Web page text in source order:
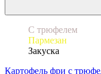
С трюфелем
Пармезан
Закуска
Картофель фри с